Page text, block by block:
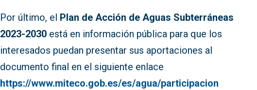
Por último, el Plan de Acción de Aguas Subterráneas
2023-2030 está en información pública para que los
interesados puedan presentar sus aportaciones al
documento final en el siguiente enlace
https://www.miteco.gob.es/es/agua/participacion